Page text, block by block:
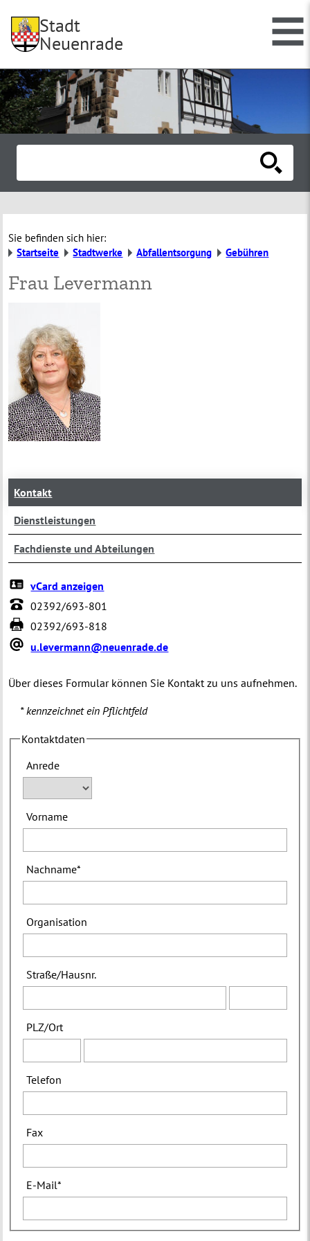
Stadt
Neuenrade
Sie befinden sich hier:
Startseite
Stadtwerke Abfallentsorgung Gebühren
Frau Levermann
Kontakt
Dienstleistungen
Fachdienste und Abteilungen
vCard anzeigen
02392/693-801
02392/693-818
u.levermann@neuenrade.de
Über dieses Formular können Sie Kontakt zu uns aufnehmen.
* kennzeichnet ein Pflichtfeld
Kontaktdaten
Anrede
Vorname
Nachname*
Organisation
Straße/Hausnr.
PLZ/Ort
Telefon
Fax
E-Mail*